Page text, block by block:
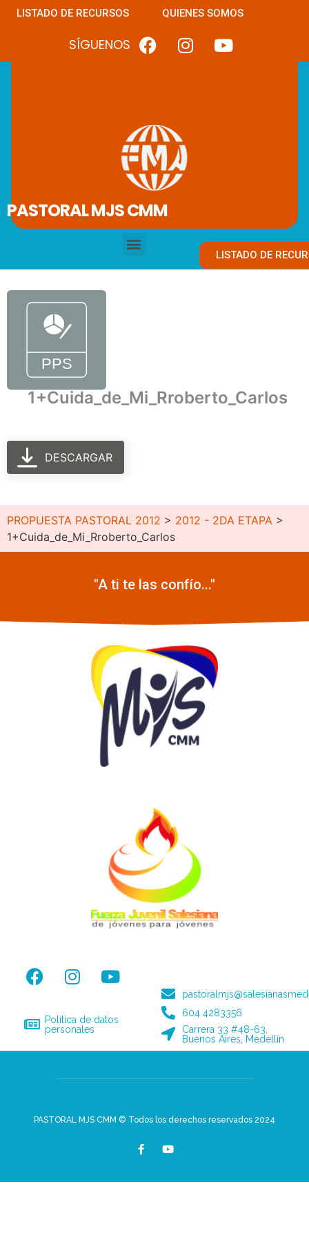
LISTADO DE RECURSOS QUIENES SOMOS
SÍGUENOS
PASTORAL MJS CMM
LISTADO DE
1+Cuida_de_Mi_Rroberto_Carlos
DESCARGAR
PROPUESTA PASTORAL 2012 > 2012 - 2DA ETAPA >
1+Cuida_de_Mi_Rroberto_Carlos
"A ti te las confío..."
Política de datos
personales
604 4283356
Carrera 33 #48-63,
Buenos Aires, Medellín
PASTORAL MJS CMM © Todos los derechos reservados 2024